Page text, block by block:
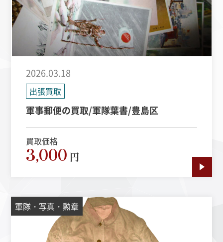
2026.03.18
出張買取
軍事郵便の買取/軍隊葉書/豊島区
買取価格
3,000 円
軍隊・写真・勲章